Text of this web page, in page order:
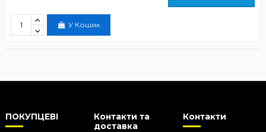
У Кошик
ПОКУПЦЕВІ
Контакти та
доставка
Контакти